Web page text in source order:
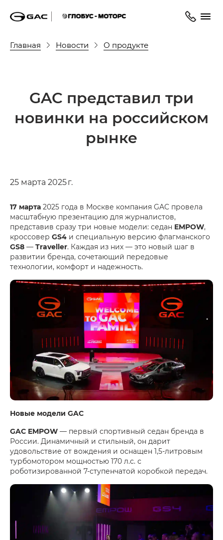
Главная Новости О продукте
GAC представил три
новинки на российском
рынке
25 марта 2025 г.
17 марта 2025 года в Москве компания GAC провела
масштабную презентацию для журналистов,
представив сразу три новые модели: седан EMPOW,
кроссовер GS4 и специальную версию флагманского
GS8 — Traveller. Каждая из них — это новый шаг в
развитии бренда, сочетающий передовые
технологии, комфорт и надежность.
Новые модели GAC
GAC EMPOW — первый спортивный седан бренда в
России. Динамичный и стильный, он дарит
удовольствие от вождения и оснащен 1,5-литровым
турбомотором мощностью 170 л.с. с
роботизированной 7-ступенчатой коробкой передач.